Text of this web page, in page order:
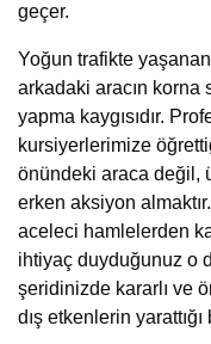
geçer.
Yoğun trafikte
arkadaki aracın
yapma kaygısıdır.
kursiyerlerimize
önündeki araca değil,
erken aksiyon
aceleci hamlelerden
ihtiyaç duyduğunuz o
şeridinizde kararlı ve
dış etkenlerin yarattığı